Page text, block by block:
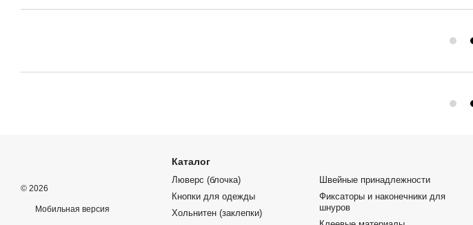
© 2026
Мобильная версия
Каталог
Люверс (блочка)
Кнопки для одежды
Хольнитен (заклепки)
Швейные принадлежности
Фиксаторы и наконечники для
шнуров